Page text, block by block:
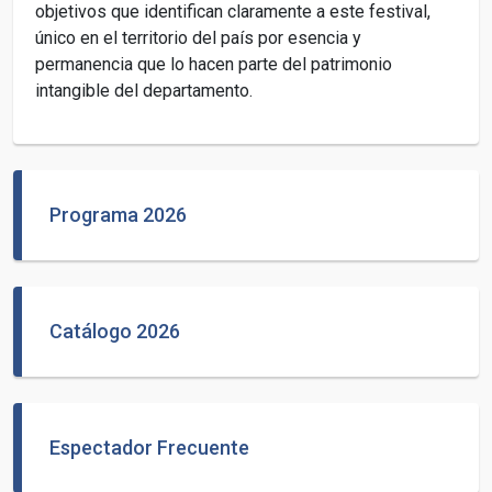
objetivos que identifican claramente a este festival,
único en el territorio del país por esencia y
permanencia que lo hacen parte del patrimonio
intangible del departamento.
Programa 2026
Catálogo 2026
Espectador Frecuente